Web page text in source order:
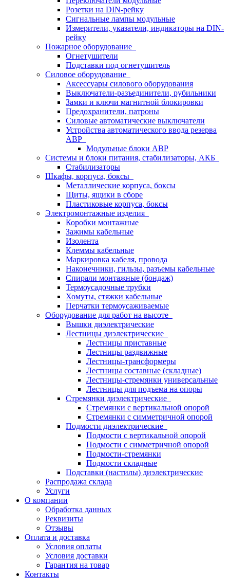
Розетки на DIN-рейку
Сигнальные лампы модульные
Измерители, указатели, индикаторы на DIN-
рейку
Пожарное оборудование
Огнетушители
Подставки под огнетушитель
Силовое оборудование
Аксессуары силового оборудования
Выключатели-разъединители, рубильники
Замки и ключи магнитной блокировки
Предохранители, патроны
Силовые автоматические выключатели
Устройства автоматического ввода резерва
АВР
Модульные блоки АВР
Системы и блоки питания, стабилизаторы, АКБ
Стабилизаторы
Шкафы, корпуса, боксы
Металлические корпуса, боксы
Щиты, ящики в сборе
Пластиковые корпуса, боксы
Электромонтажные изделия
Коробки монтажные
Зажимы кабельные
Изолента
Клеммы кабельные
Маркировка кабеля, провода
Наконечники, гильзы, разъемы кабельные
Спирали монтажные (бондаж)
Термоусадочные трубки
Хомуты, стяжки кабельные
Перчатки термоусаживаемые
Оборудование для работ на высоте
Вышки диэлектрические
Лестницы диэлектрические
Лестницы приставные
Лестницы раздвижные
Лестницы-трансформеры
Лестницы составные (складные)
Лестницы-стремянки универсальные
Лестницы для подъема на опоры
Стремянки диэлектрические
Стремянки с вертикальной опорой
Стремянки с симметричной опорой
Подмости диэлектрические
Подмости с вертикальной опорой
Подмости с симметричной опорой
Подмости-стремянки
Подмости складные
Подставки (настилы) диэлектрические
Распродажа склада
Услуги
О компании
Обработка данных
Реквизиты
Отзывы
Оплата и доставка
Условия оплаты
Условия доставки
Гарантия на товар
Контакты